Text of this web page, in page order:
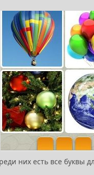
них есть все буквы